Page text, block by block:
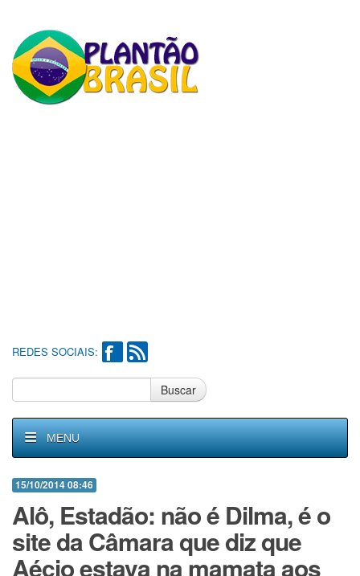
REDES SOCIAIS:
Buscar
MENU
15/10/2014 08:46
Alô, Estadão: não é Dilma, é o
site da Câmara que diz que
Aécio estava na mamata aos